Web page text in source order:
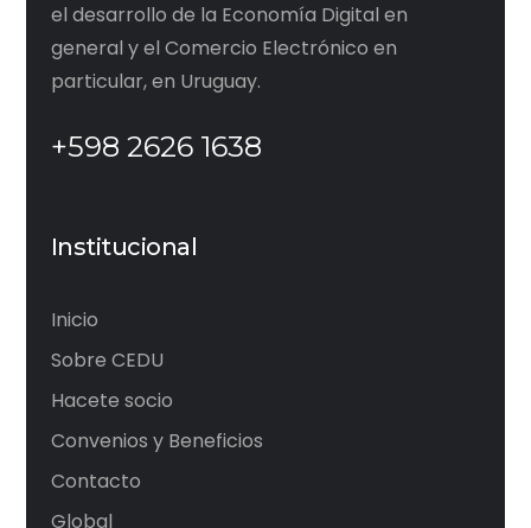
el desarrollo de la Economía Digital en
general y el Comercio Electrónico en
particular, en Uruguay.
+598 2626 1638
Institucional
Inicio
Sobre CEDU
Hacete socio
Convenios y Beneficios
Contacto
Global